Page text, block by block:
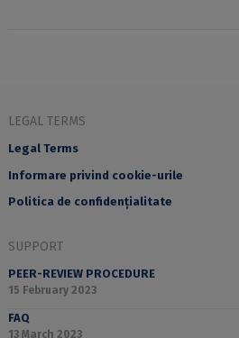
LEGAL TERMS
Legal Terms
Informare privind cookie-urile
Politica de confidențialitate
SUPPORT
PEER-REVIEW PROCEDURE
15 February 2023
FAQ
13 March 2023